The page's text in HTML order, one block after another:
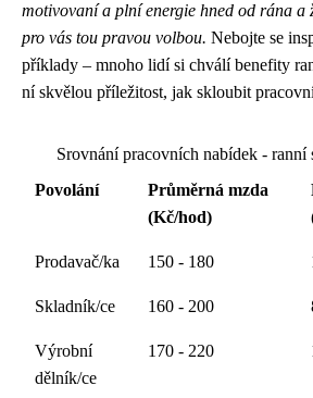
motivovaní a plní energie hned od rána a
pro vás tou pravou volbou. Nebojte se
příklady – mnoho lidí si chválí benefity
ní skvělou příležitost, jak skloubit
Srovnání pracovních nabídek - ranní
Povolání
Průměrná mzda
(Kč/hod)
Prodavač/ka 150 - 180
Skladník/ce 160 - 200
Výrobní
dělník/ce
170 - 220